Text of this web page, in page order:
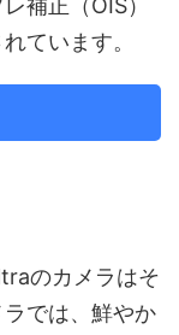
補正（OIS）
ています。
のカメラはそ
では、鮮やか